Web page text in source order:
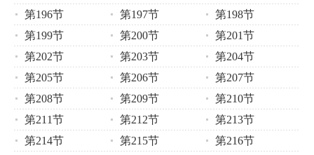
第196节
第197节
第198节
第199节
第200节
第201节
第202节
第203节
第204节
第205节
第206节
第207节
第208节
第209节
第210节
第211节
第212节
第213节
第214节
第215节
第216节